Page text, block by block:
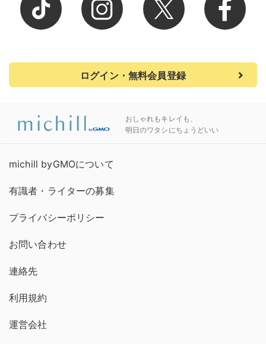
ログイン・無料会員登録
おしゃれもキレイも、
明日のワタシにちょうどいい
michill byGMOについて
有識者・ライターの募集
プライバシーポリシー
お問い合わせ
連絡先
利用規約
運営会社